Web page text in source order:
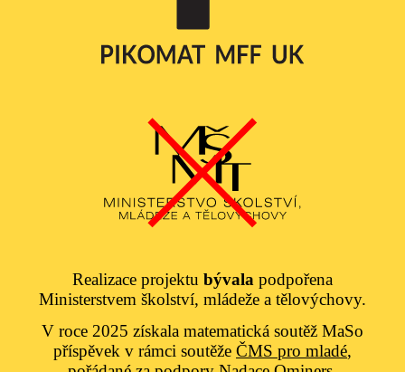
Realizace projektu bývala podpořena
Ministerstvem školství, mládeže a tělovýchovy.
V roce 2025 získala matematická soutěž MaSo
příspěvek v rámci soutěže ČMS pro mladé,